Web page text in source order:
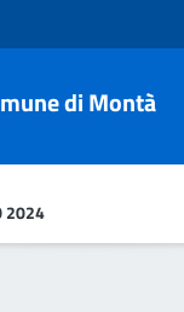
di Montà
2024